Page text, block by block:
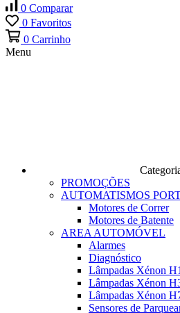
0 Comparar
0 Favoritos
0 Carrinho
Menu
PROMOÇÕES
AUTOMATISMOS
Motores de Correr
Motores de Batente
AREA AUTOMÓVEL
Alarmes
Diagnóstico
Lâmpadas Xénon H1
Lâmpadas Xénon
Lâmpadas Xénon
Sensores de